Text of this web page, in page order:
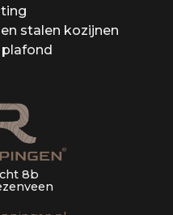
stalen kozijnen
8b